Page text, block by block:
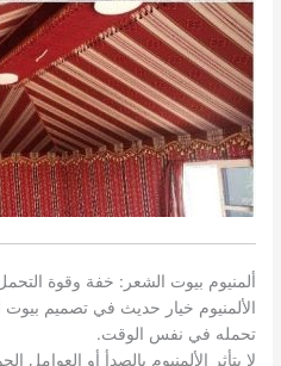
ألمنيوم بيوت الشعر: خفة وقوة
الألمنيوم خيار حديث في تصميم بيوت
تحمله في نفس الوقت.
لا يتأثر الألمنيوم بالصدأ أو